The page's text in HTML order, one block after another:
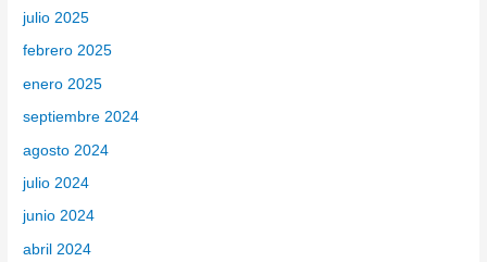
julio 2025
febrero 2025
enero 2025
septiembre 2024
agosto 2024
julio 2024
junio 2024
abril 2024